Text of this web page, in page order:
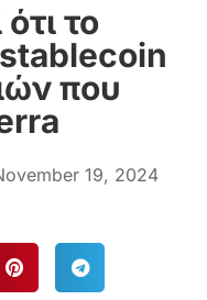
το
stablecoin
που
19, 2024